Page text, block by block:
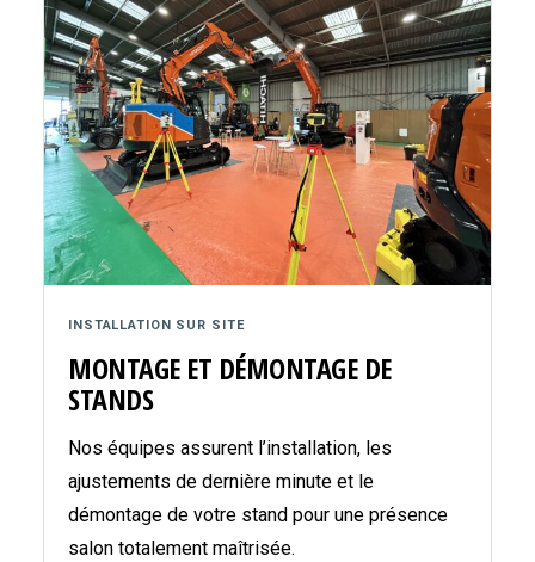
INSTALLATION SUR SITE
MONTAGE ET DÉMONTAGE DE
STANDS
Nos équipes assurent l’installation, les
ajustements de dernière minute et le
démontage de votre stand pour une présence
salon totalement maîtrisée.